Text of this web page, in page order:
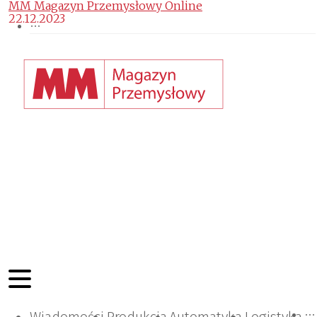
MM Magazyn Przemysłowy Online
22.12.2023